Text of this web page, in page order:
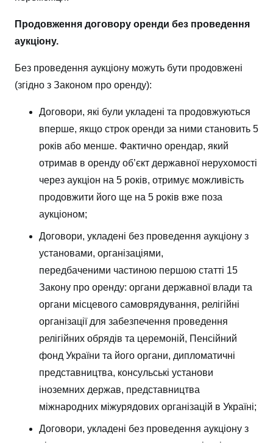
Продовження договору оренди без проведення
аукціону.
Без проведення аукціону можуть бути продовжені
(згідно з Законом про оренду):
Договори, які були укладені та продовжуються
вперше, якщо строк оренди за ними становить 5
років або менше. Фактично орендар, який
отримав в оренду об’єкт державної нерухомості
через аукціон на 5 років, отримує можливість
продовжити його ще на 5 років вже поза
аукціоном;
Договори, укладені без проведення аукціону з
установами, організаціями,
передбаченими частиною першою статті 15
Закону про оренду: органи державної влади та
органи місцевого самоврядування, релігійні
організації для забезпечення проведення
релігійних обрядів та церемоній, Пенсійний
фонд України та його органи, дипломатичні
представництва, консульські установи
іноземних держав, представництва
міжнародних міжурядових організацій в Україні;
Договори, укладені без проведення аукціону з